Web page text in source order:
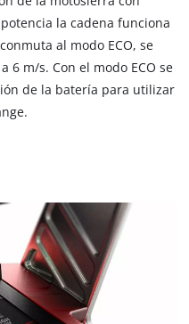
potencia la cadena funciona
al modo ECO, se
6 m/s. Con el modo ECO se
de la batería para utilizar